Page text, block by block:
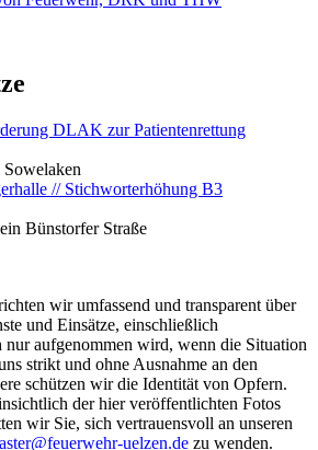
DLAK zur Patientenrettung
// Stichworterhöhung B3
Bünstorfer Straße
wir umfassend und transparent über
und Einsätze, einschließlich
nur aufgenommen wird, wenn die Situation
strikt und ohne Ausnahme an den
schützen wir die Identität von Opfern.
der hier veröffentlichten Fotos
wir Sie, sich vertrauensvoll an unseren
uelzen.de zu wenden.